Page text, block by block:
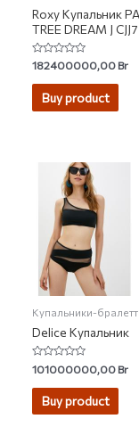
Roxy Купальник
TREE DREAM J CJJ7
Rated
0
out
182400000,00Br
Buy product
Купальники-бралетт
Delice Купальник
Rated
0
out
101000000,00Br
Buy product